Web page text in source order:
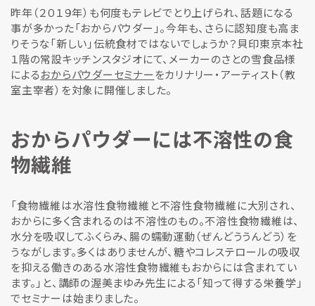
昨年（２０１９年）も何度もテレビでとり上げられ、話題になる
事が多かった「おからパウダー」。今年も、さらに認知度も高ま
りそうな「新しい」伝統食材ではないでしょうか？貝印東京本社
１階の常設キッチンスタジオにて、メーカーのさとの雪食品様
によるおからパウダーセミナーをカリナリー・アーティスト（教
室主宰者）を対象に開催しました。
おからパウダーには不溶性の食
物繊維
「食物繊維は水溶性食物繊維と不溶性食物繊維に大別され、
おからに多く含まれるのは不溶性のもの。不溶性食物繊維は、
水分を吸収してふくらみ、腸の蠕動運動（ぜんどううんどう）を
うながします。多くはありませんが、糖やコレステロールの吸収
を抑える働きのある水溶性食物繊維もおからには含まれてい
ます。」と、講師の渥美まゆみ先生による「知って得する栄養学」
でセミナーは始まりました。